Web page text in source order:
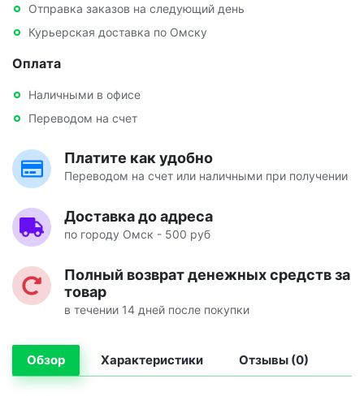
Отправка заказов на следующий день
Курьерская доставка по Омску
Оплата
Наличными в офисе
Переводом на счет
Платите как удобно
Переводом на счет или наличными при получении
Доставка до адреса
по городу Омск - 500 руб
Полный возврат денежных средств за
товар
в течении 14 дней после покупки
Обзор Характеристики Отзывы (0)